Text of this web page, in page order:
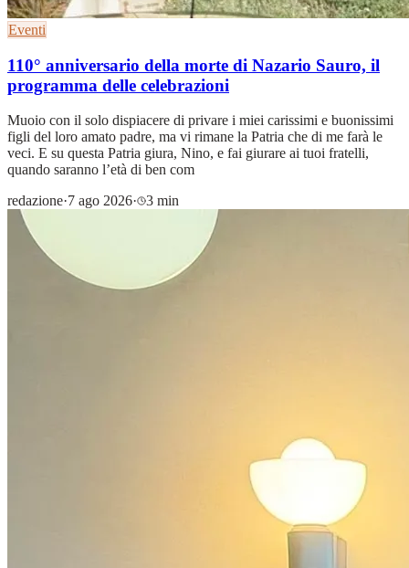
Eventi
110° anniversario della morte di Nazario Sauro, il
programma delle celebrazioni
Muoio con il solo dispiacere di privare i miei carissimi e buonissimi
figli del loro amato padre, ma vi rimane la Patria che di me farà le
veci. E su questa Patria giura, Nino, e fai giurare ai tuoi fratelli,
quando saranno l’età di ben com
redazione·7 ago 2026· 3 min